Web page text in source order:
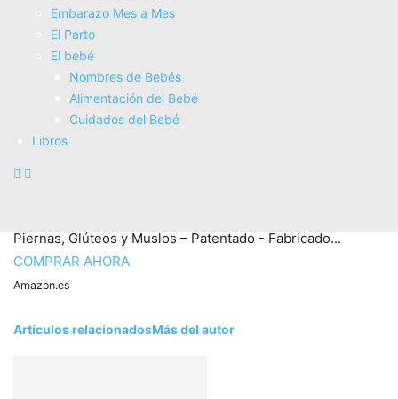
Embarazo Mes a Mes
El Parto
El bebé
Nombres de Bebés
Alimentación del Bebé
Cuidados del Bebé
Libros
Amazon.es
Piernas, Glúteos y Muslos – Patentado - Fabricado...
COMPRAR AHORA
Amazon.es
Artículos relacionadosMás del autor